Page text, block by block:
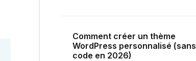
Comment créer un thème
WordPress personnalisé (sans
code en 2026)